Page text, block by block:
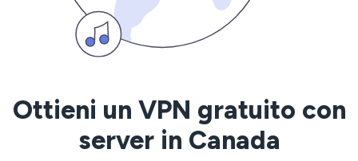
Ottieni un VPN gratuito con
server in Canada